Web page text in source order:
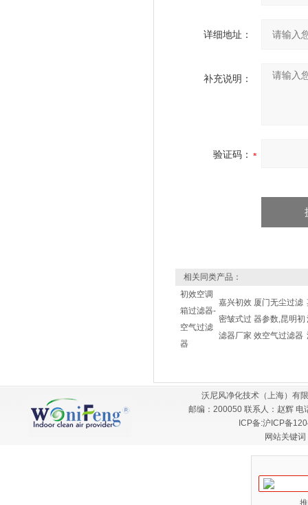
详细地址：
补充说明：
验证码：
相关同类产品：
初效空调
箱过滤器-
空气过滤
器
嘉兴初效
密皱式过
滤器厂家
厦门无尘过滤
器参数,昆明初
效空气过滤器
沃尼风净化技术（上海）有
邮编：200050 联系人：赵辉
ICP备:沪ICP备
网站关键